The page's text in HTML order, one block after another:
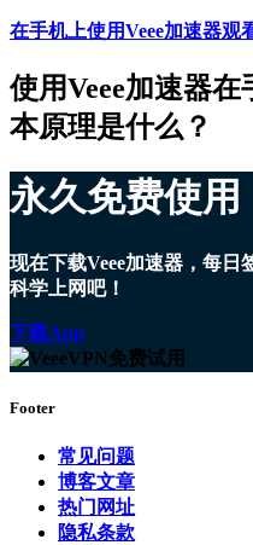
在手机上使用Veee加速器观
使用Veee加速器
本原理是什么？
永久免费使用
现在下载Veee加速器，每
科学上网吧！
下载App
Footer
常见问题
博客文章
热门网址
隐私条款